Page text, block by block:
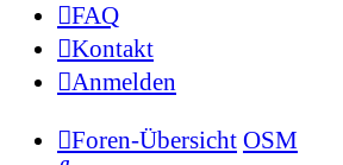
FAQ
Kontakt
Anmelden
Foren-Übersicht OSM